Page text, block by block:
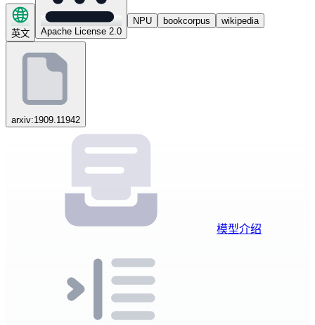
英文 Apache License 2.0
NPU bookcorpus wikipedia
arxiv:1909.11942
模型介绍